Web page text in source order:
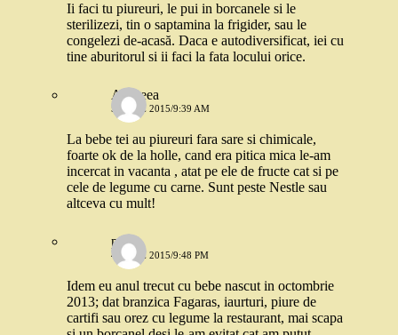
Ii faci tu piureuri, le pui in borcanele si le
sterilizezi, tin o saptamina la frigider, sau le
congelezi de-acasă. Daca e autodiversificat, iei cu
tine aburitorul si ii faci la fata locului orice.
Andreea
5 IUNIE 2015/9:39 AM
La bebe tei au piureuri fara sare si chimicale,
foarte ok de la holle, cand era pitica mica le-am
incercat in vacanta , atat pe ele de fructe cat si pe
cele de legume cu carne. Sunt peste Nestle sau
altceva cu mult!
pass
4 IUNIE 2015/9:48 PM
Idem eu anul trecut cu bebe nascut in octombrie
2013; dat branzica Fagaras, iaurturi, piure de
cartifi sau orez cu legume la restaurant, mai scapa